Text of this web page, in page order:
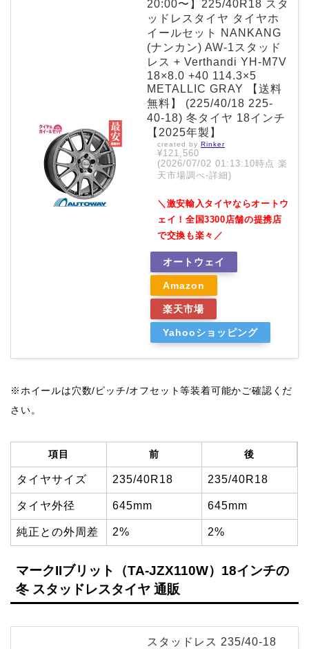
20:00〜】225/40R18 スタ
ッドレスタイヤ タイヤホ
イールセット NANKANG
(ナンカン) AW-1スタッド
レス + Verthandi YH-M7V
18×8.0 +40 114.3×5
METALLIC GRAY 【送料
無料】 (225/40/18 225-
40-18) 冬タイヤ 18インチ
【2025年製】
created by Rinker
¥121,560
(2026/07/02 01:13:10時点 楽
天市場調べ-詳細)
＼激安輸入タイヤならオートウ
ェイ！全国3300店舗の提携店
で交換も楽々／
オートウェイ
Amazon
楽天市場
Yahooショッピング
※ホイールは穴数/ピッチ/オフセット等装着可能かご確認くだ
さい。
項目 前 後
タイヤサイズ 235/40R18 235/40R18
タイヤ外径 645mm 645mm
純正との外周差 2% 2%
マークIIブリット（TA-JZX110W）18インチの
冬 スタッドレスタイヤ 通販
スタッドレス 235/40-18